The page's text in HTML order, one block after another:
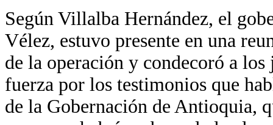
Según Villalba Hernández, el
Vélez, estuvo presente en una
de la operación y condecoró a
fuerza por los testimonios que
de la Gobernación de Antioquia,